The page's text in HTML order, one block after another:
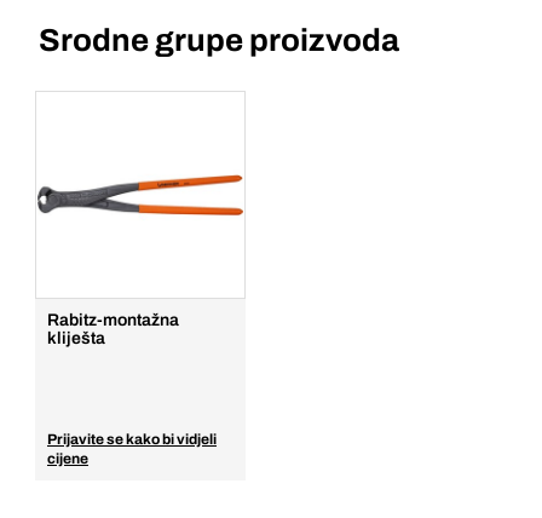
Srodne grupe proizvoda
Rabitz-montažna
kliješta
Prijavite se kako bi vidjeli
cijene